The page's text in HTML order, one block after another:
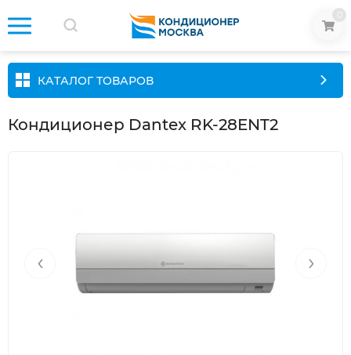
КАТАЛОГ ТОВАРОВ
Кондиционер Dantex RK-28ENT2
‹ ›